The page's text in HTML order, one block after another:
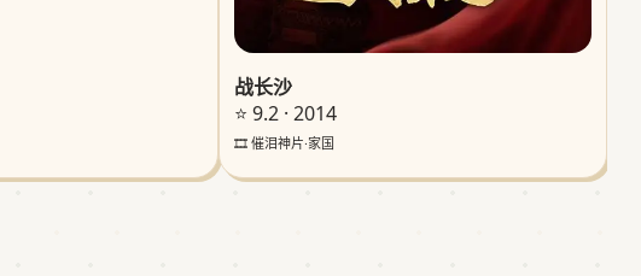
战长沙
⭐ 9.2 · 2014
🎞️ 催泪神片·家国